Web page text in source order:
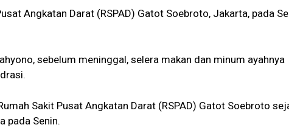
Angkatan Darat (RSPAD) Gatot Soebroto, Jakarta, pada
sebelum meninggal, selera makan dan minum ayahnya
Sakit Pusat Angkatan Darat (RSPAD) Gatot Soebroto
pada Senin.